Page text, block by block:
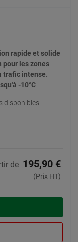
rapide et solide
pour les zones
trafic intense.
-10°C
disponibles
de 195,90 €
(Prix HT)